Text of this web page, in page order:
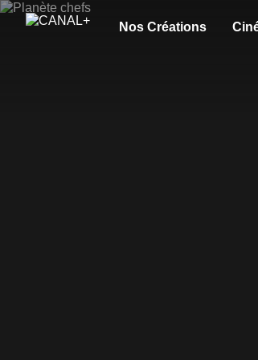
Nos Créations